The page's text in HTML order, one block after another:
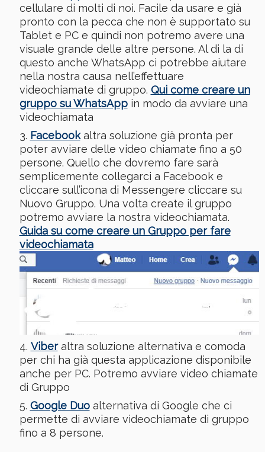
cellulare di molti di noi. Facile da usare e già
pronto con la pecca che non è supportato su
Tablet e PC e quindi non potremo avere una
visuale grande delle altre persone. Al di la di
questo anche WhatsApp ci potrebbe aiutare
nella nostra causa nell’effettuare
videochiamate di gruppo. Qui come creare un
gruppo su WhatsAppin modo da avviare una
videochiamata
Facebookaltra soluzione già pronta per
poter avviare delle video chiamate fino a 50
persone. Quello che dovremo fare sarà
semplicemente collegarci a Facebook e
cliccare sull’icona di Messengere cliccare su
Nuovo Gruppo. Una volta create il gruppo
potremo avviare la nostra videochiamata.
Guida su come creare un Gruppo per fare
videochiamata
Viberaltra soluzione alternativa e comoda
per chi ha già questa applicazione disponibile
anche per PC. Potremo avviare video chiamate
di Gruppo
Google Duoalternativa di Google che ci
permette di avviare videochiamate di gruppo
fino a 8 persone.